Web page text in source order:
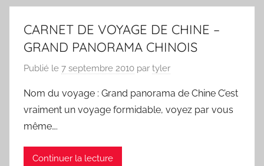
CARNET DE VOYAGE DE CHINE –
GRAND PANORAMA CHINOIS
Publié le 7 septembre 2010 par tyler
Nom du voyage : Grand panorama de Chine C’est
vraiment un voyage formidable, voyez par vous
même….
Continuer la lecture